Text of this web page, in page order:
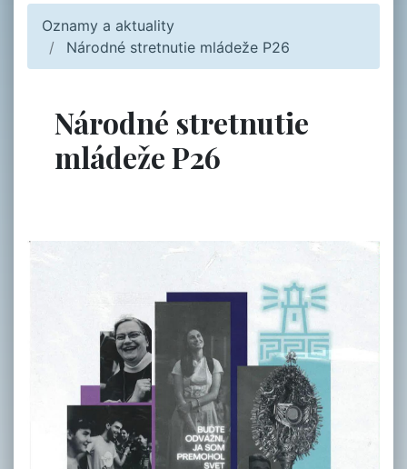
Oznamy a aktuality
Národné stretnutie mládeže P26
Národné stretnutie
mládeže P26